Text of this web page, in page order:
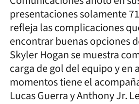
presentaciones solamente
refleja las complicaciones
encontrar buenas opciones
Skyler Hogan se muestra
carga de gol del equipo y en
momentos tiene el
Lucas Guerra y Anthony Jr.